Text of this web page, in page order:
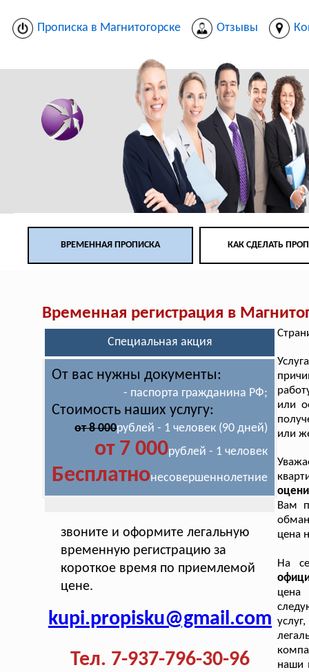
Прописка в Магнитогорске Отзывы
ВРЕМЕННАЯ ПРОПИСКА КАК СДЕЛАТЬ
Временная регистрация в
Специальная акция
От вас нужны документы:
- паспорта гражданина РФ;
Стоимость наших услугу:
от 8 000рублей - 1 человек (90 дней)
от 7 000рублей - 1 человек
Бесплатнонесовершеннолетние
звоните и оформите легальную
временную регистрацию за
короткое время по приемлемой
цене.
kupi.propisku@gmail.com
Тел. 7-937-796-30-96
или
или
Вам
цена
На
цена
наши